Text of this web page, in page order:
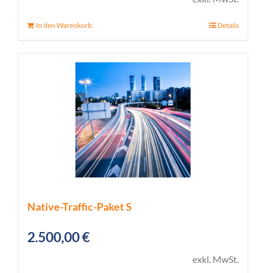
In den Warenkorb Details
Native-Traffic-Paket S
2.500,00€
exkl. MwSt.